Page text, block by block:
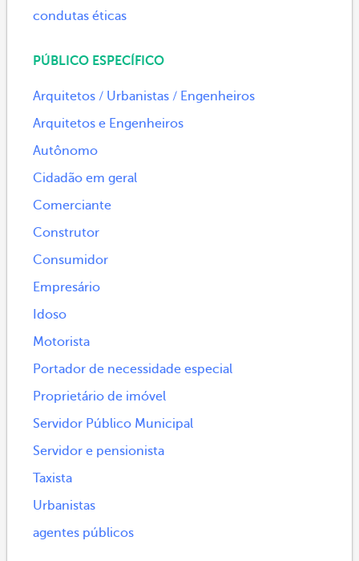
condutas éticas
PÚBLICO ESPECÍFICO
Arquitetos / Urbanistas / Engenheiros
Arquitetos e Engenheiros
Autônomo
Cidadão em geral
Comerciante
Construtor
Consumidor
Empresário
Idoso
Motorista
Portador de necessidade especial
Proprietário de imóvel
Servidor Público Municipal
Servidor e pensionista
Taxista
Urbanistas
agentes públicos